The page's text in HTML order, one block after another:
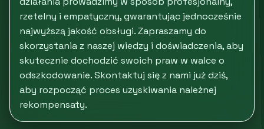
rzetelny i empatyczny, gwarantując jednocześnie
najwyższą jakość obsługi. Zapraszamy do
skorzystania z naszej wiedzy i doświadczenia, aby
skutecznie dochodzić swoich praw w walce o
odszkodowanie. Skontaktuj się z nami już dziś,
aby rozpocząć proces uzyskiwania należnej
rekompensaty.